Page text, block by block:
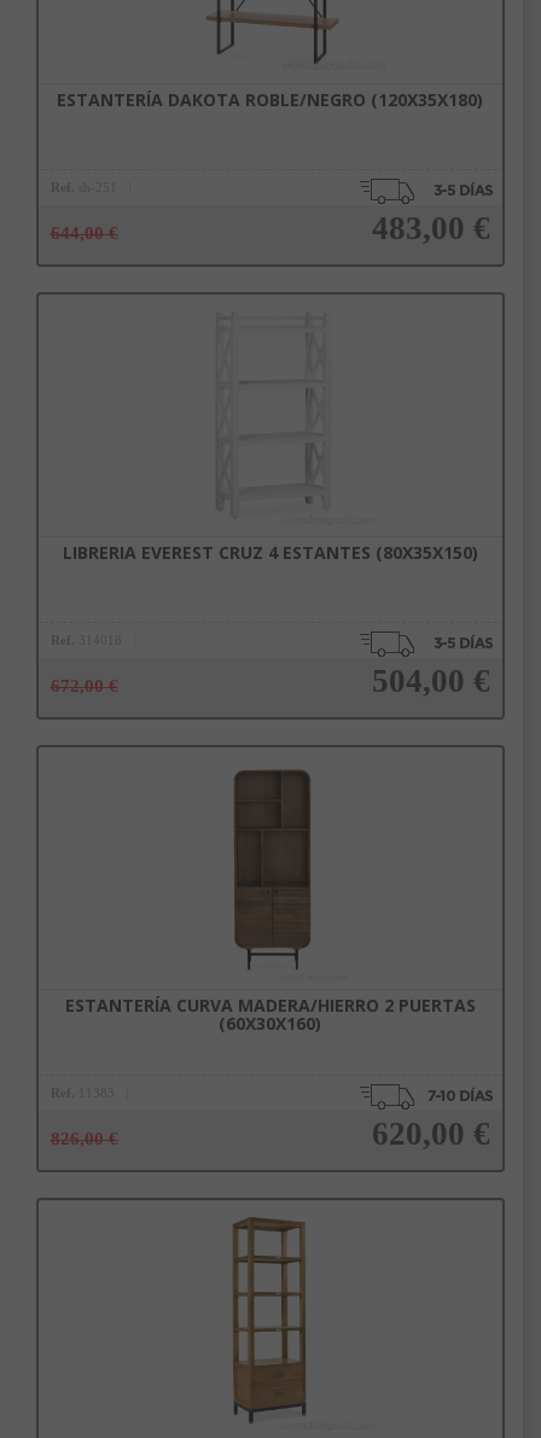
ESTANTERÍA DAKOTA ROBLE/NEGRO (120X35X180)
Ref. sh-251
644,00 € 483,00 €
LIBRERIA EVEREST CRUZ 4 ESTANTES (80X35X150)
Ref.
672,00 € 504,00 €
Añadir a la cesta
ESTANTERÍA CURVA MADERA/HIERRO 2 PUERTAS
(60X30X160)
Ref.
826,00 € 620,00 €
Añadir a la cesta